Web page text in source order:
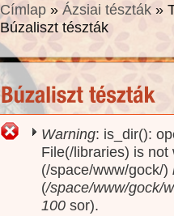
Címlap »Ázsiai tészták »
Búzaliszt tészták
Hibaüzenet
Warning: is_dir():
File(/libraries) is
(/space/www/gock/)
(/space/www/gock/
100 sor).